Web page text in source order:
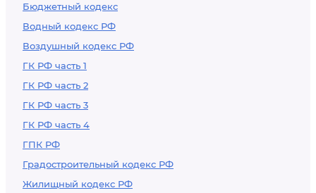
Бюджетный кодекс
Водный кодекс РФ
Воздушный кодекс РФ
ГК РФ часть 1
ГК РФ часть 2
ГК РФ часть 3
ГК РФ часть 4
ГПК РФ
Градостроительный кодекс РФ
Жилищный кодекс РФ